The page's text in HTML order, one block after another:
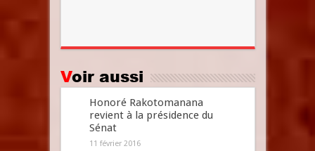
Voir aussi
Honoré Rakotomanana
revient à la présidence du
Sénat
11 février 2016